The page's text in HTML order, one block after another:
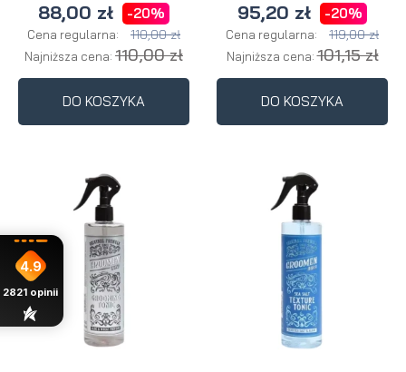
88,00 zł -20%
Cena regularna: 110,00 zł
Najniższa cena: 110,00 zł
DO KOSZYKA
95,20 zł -20%
Cena regularna: 119,00 zł
Najniższa cena:101,15 zł
DO KOSZYKA
4.9
2821 opinii